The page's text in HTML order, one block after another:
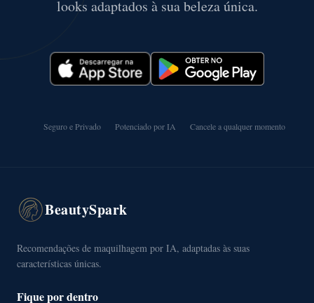
looks adaptados à sua beleza única.
Seguro e Privado Potenciado por IA Cancele a qualquer momento
BeautySpark
Recomendações de maquilhagem por IA, adaptadas às suas
características únicas.
Fique por dentro